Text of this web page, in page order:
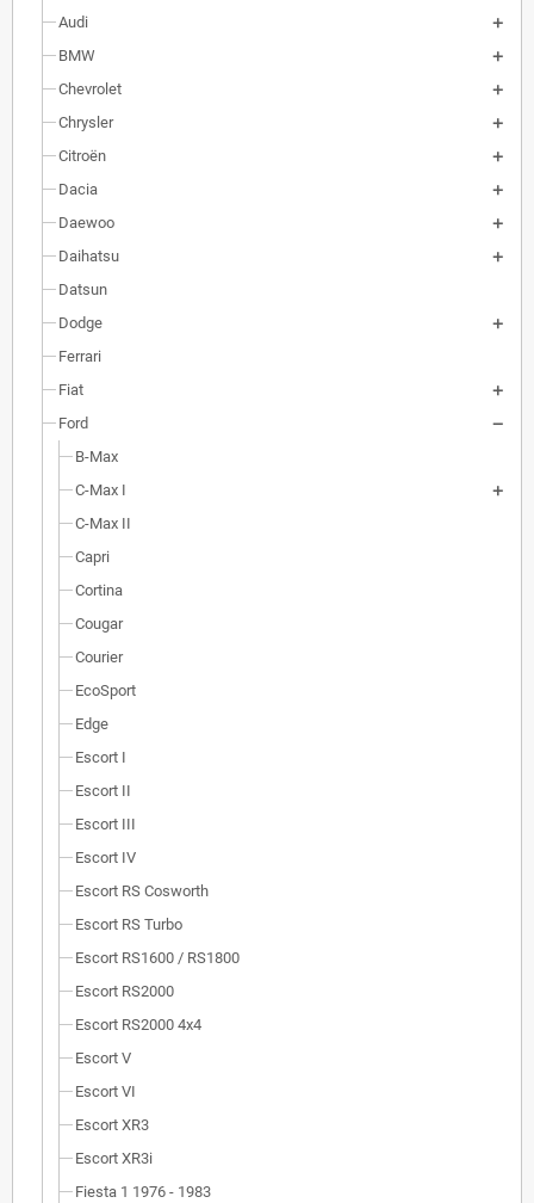
Audi
BMW
Chevrolet
Chrysler
Citroën
Dacia
Daewoo
Daihatsu
Datsun
Dodge
Ferrari
Fiat
Ford
B-Max
C-Max I
C-Max II
Capri
Cortina
Cougar
Courier
EcoSport
Edge
Escort I
Escort II
Escort III
Escort IV
Escort RS Cosworth
Escort RS Turbo
Escort RS1600 / RS1800
Escort RS2000
Escort RS2000 4x4
Escort V
Escort VI
Escort XR3
Escort XR3i
Fiesta 1 1976 - 1983